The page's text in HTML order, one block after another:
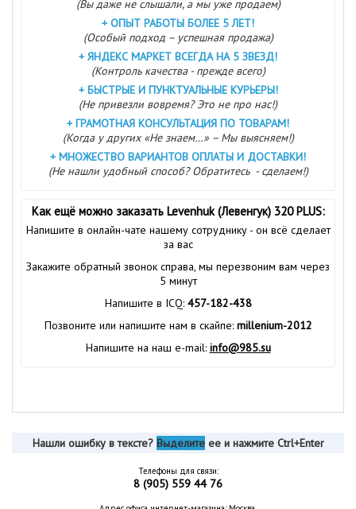
(Вы даже не слышали, а мы уже продаем)
+ ОПЫТ РАБОТЫ БОЛЕЕ 5 ЛЕТ!
(Особый подход – успешная продажа)
+ ЯНДЕКС МАРКЕТ ВСЕГДА НА 5 ЗВЕЗД!
(Контроль качества - прежде всего)
+ БЫСТРЫЕ И ПУНКТУАЛЬНЫЕ КУРЬЕРЫ!
(Не привезли вовремя? Это не про нас!)
+ ГРАМОТНАЯ КОНСУЛЬТАЦИЯ ПО ТОВАРАМ!
(Когда у других «Не знаем…» – Мы выясняем!)
+ МНОЖЕСТВО ВАРИАНТОВ ОПЛАТЫ И ДОСТАВКИ!
(Не нашли удобный способ? Обратитесь - сделаем!)
Как ещё можно заказать Levenhuk (Левенгук) 320 PLUS:
Напишите в онлайн-чате нашему сотруднику - он всё сделает
за вас
Закажите обратный звонок справа, мы перезвоним вам через
5 минут
Напишите в ICQ: 457-182-438
Позвоните или напишите нам в скайпе: millenium-2012
Напишите на наш e-mail: info@985.su
Нашли ошибку в тексте? Выделитеее и нажмите Ctrl+Enter
Телефоны для связи:
8 (905) 559 44 76